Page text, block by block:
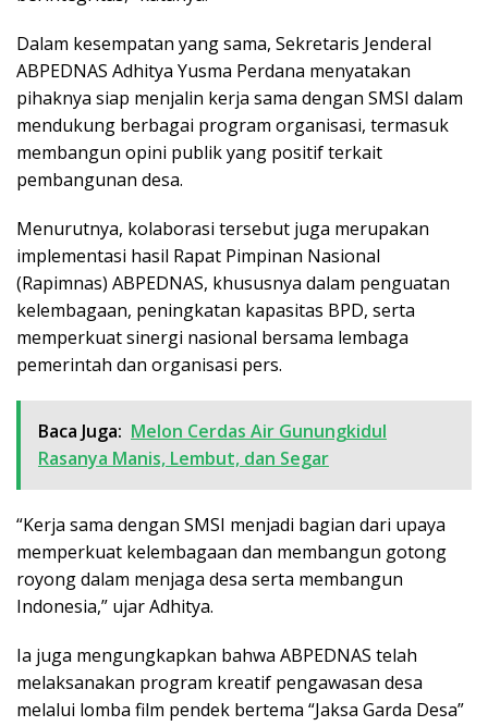
Dalam kesempatan yang sama, Sekretaris Jenderal
ABPEDNAS Adhitya Yusma Perdana menyatakan
pihaknya siap menjalin kerja sama dengan SMSI dalam
mendukung berbagai program organisasi, termasuk
membangun opini publik yang positif terkait
pembangunan desa.
Menurutnya, kolaborasi tersebut juga merupakan
implementasi hasil Rapat Pimpinan Nasional
(Rapimnas) ABPEDNAS, khususnya dalam penguatan
kelembagaan, peningkatan kapasitas BPD, serta
memperkuat sinergi nasional bersama lembaga
pemerintah dan organisasi pers.
Baca Juga: Melon Cerdas Air Gunungkidul
Rasanya Manis, Lembut, dan Segar
“Kerja sama dengan SMSI menjadi bagian dari upaya
memperkuat kelembagaan dan membangun gotong
royong dalam menjaga desa serta membangun
Indonesia,” ujar Adhitya.
Ia juga mengungkapkan bahwa ABPEDNAS telah
melaksanakan program kreatif pengawasan desa
melalui lomba film pendek bertema “Jaksa Garda Desa”